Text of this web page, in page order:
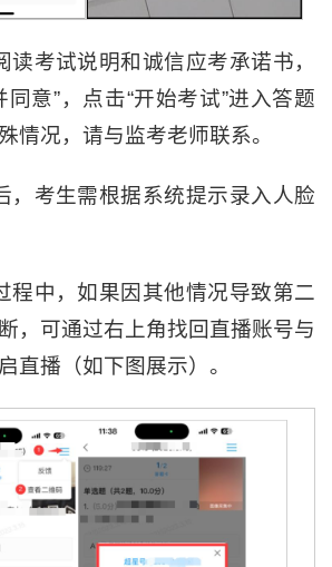
读考试说明和诚信应考承诺书，
同意”，点击“开始考试”进入答题
情况，请与监考老师联系。
，考生需根据系统提示录入人脸
程中，如果因其他情况导致第二
，可通过右上角找回直播账号与
直播（如下图展示）。